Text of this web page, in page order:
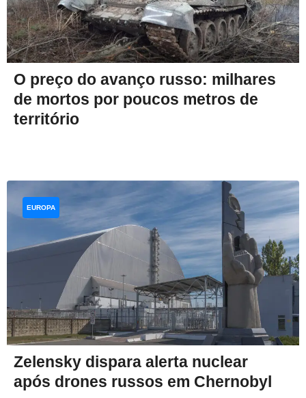
O preço do avanço russo: milhares
de mortos por poucos metros de
território
Zelensky dispara alerta nuclear
após drones russos em Chernobyl
EUROPA